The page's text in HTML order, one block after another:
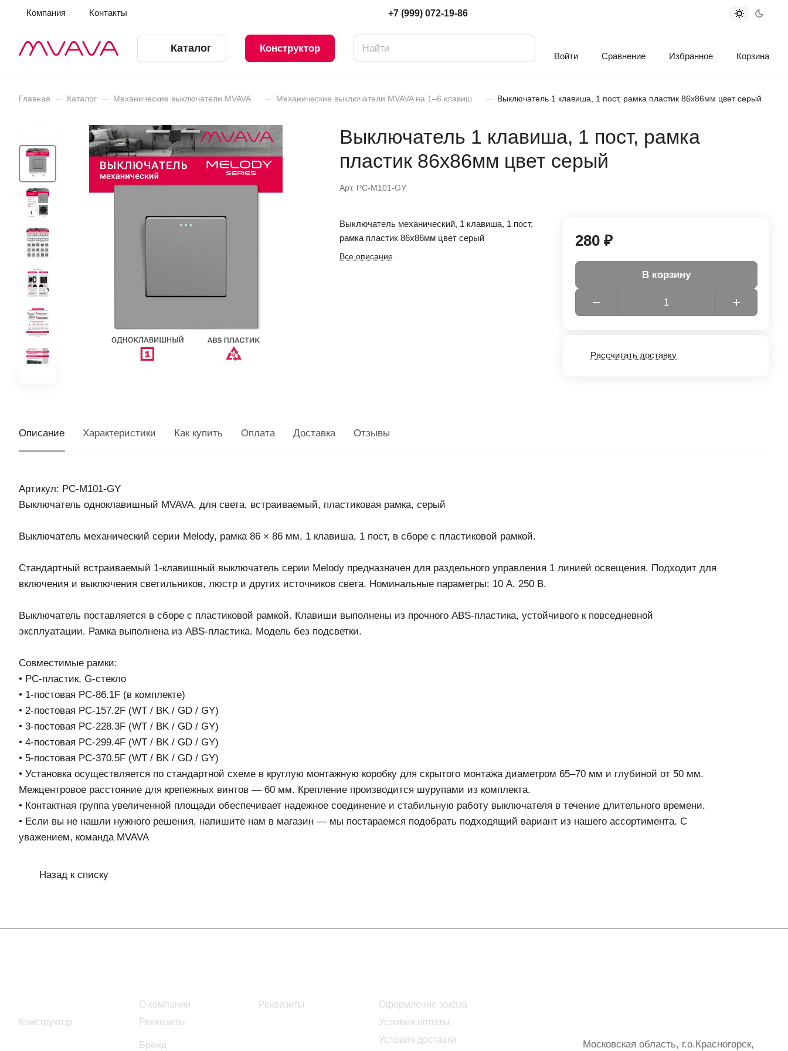
Компания Контакты +7 (999) 072-19-86
Каталог Конструктор
Войти Сравнение Избранное Корзина
Главная – Каталог – Механические выключатели MVAVA – Механические выключатели MVAVA на 1–6 клавиш – Выключатель 1 клавиша, 1 пост, рамка пластик 86х86мм цвет серый
Выключатель 1 клавиша, 1 пост, рамка
пластик 86х86мм цвет серый
Арт. PC-M101-GY
Выключатель механический, 1 клавиша, 1 пост,
рамка пластик 86х86мм цвет серый
Все описание
280 ₽
В корзину
Рассчитать доставку
Описание Характеристики Как купить Оплата Доставка Отзывы
Артикул: PC-M101-GY
Выключатель одноклавишный MVAVA, для света, встраиваемый, пластиковая рамка, серый
Выключатель механический серии Melody, рамка 86 × 86 мм, 1 клавиша, 1 пост, в сборе с пластиковой рамкой.
Стандартный встраиваемый 1-клавишный выключатель серии Melody предназначен для раздельного управления 1 линией освещения. Подходит для
включения и выключения светильников, люстр и других источников света. Номинальные параметры: 10 А, 250 В.
Выключатель поставляется в сборе с пластиковой рамкой. Клавиши выполнены из прочного ABS-пластика, устойчивого к повседневной
эксплуатации. Рамка выполнена из ABS-пластика. Модель без подсветки.
Совместимые рамки:
• PC-пластик, G-стекло
• 1-постовая PC-86.1F (в комплекте)
• 2-постовая PC-157.2F (WT / BK / GD / GY)
• 3-постовая PC-228.3F (WT / BK / GD / GY)
• 4-постовая PC-299.4F (WT / BK / GD / GY)
• 5-постовая PC-370.5F (WT / BK / GD / GY)
• Установка осуществляется по стандартной схеме в круглую монтажную коробку для скрытого монтажа диаметром 65–70 мм и глубиной от 50 мм.
Межцентровое расстояние для крепежных винтов — 60 мм. Крепление производится шурупами из комплекта.
• Контактная группа увеличенной площади обеспечивает надежное соединение и стабильную работу выключателя в течение длительного времени.
• Если вы не нашли нужного решения, напишите нам в магазин — мы постараемся подобрать подходящий вариант из нашего ассортимента. С
уважением, команда MVAVA
Назад к списку
Конструктор
О компании
Реквизиты
Бренд
Реквизиты
Оформление заказа
Условия оплаты
Условия доставки
Московская область, г.о.Красногорск,